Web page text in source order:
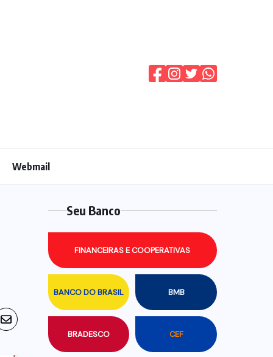
Webmail
Seu Banco
BANCO DO BRASIL BMB
BRADESCO CEF
FINANCEIRAS E COOPERATIVAS